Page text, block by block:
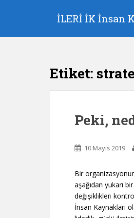
p
İLERİ İK İnsan
Etiket:
Peki,
10 Mayıs 2019
Bir
aşağıdan yukarı
değişiklikleri
İnsan Kaynakları